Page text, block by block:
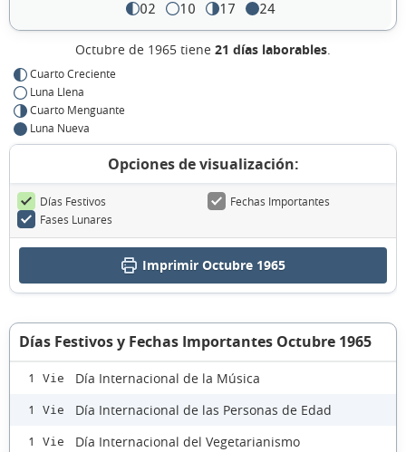
02 10 17 24
Octubre de 1965 tiene 21 días laborables.
Cuarto Creciente
Luna Llena
Cuarto Menguante
Luna Nueva
Opciones de visualización:
Días Festivos
Fechas Importantes
Fases Lunares
Imprimir Octubre 1965
Días Festivos y Fechas Importantes Octubre 1965
1 Vie Día Internacional de la Música
1 Vie Día Internacional de las Personas de Edad
1 Vie Día Internacional del Vegetarianismo